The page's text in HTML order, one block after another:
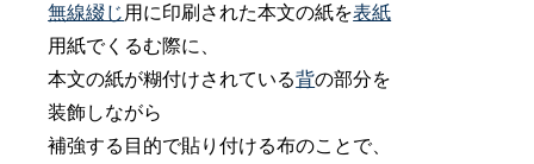
無線綴じ 用に印刷された本文の紙を表紙
用紙でくるむ際に、
本文の紙が糊付けされている背の部分を
装飾しながら
補強する目的で貼り付ける布のことで、